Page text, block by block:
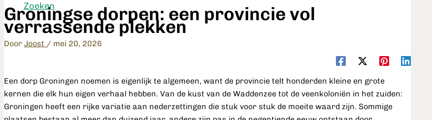
Zoeken
Groningse dorpen: een provincie vol
verrassende plekken
Door Joost / mei 20, 2026
Een dorp Groningen noemen is eigenlijk te algemeen, want de provincie telt honderden kleine en grote
kernen die elk hun eigen verhaal hebben. Van de kust van de Waddenzee tot de veenkoloniën in het zuiden:
Groningen heeft een rijke variatie aan nederzettingen die stuk voor stuk de moeite waard zijn. Sommige